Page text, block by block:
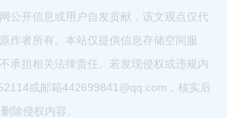
公开信息或用户自发贡献，该文观点仅代
作者所有。本站仅提供信息存储空间服
承担相关法律责任。若发现侵权或违规内
或邮箱442699841@qq.com，核实后
除侵权内容。